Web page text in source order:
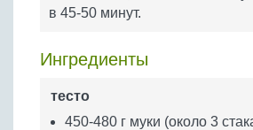
Бобовые
Крупы
в 45-50 минут.
Ингредиенты
тесто
450-480 г муки (около 3